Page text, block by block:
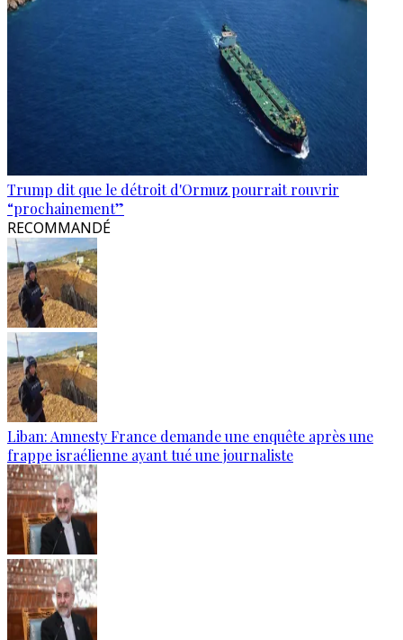
Trump dit que le détroit d'Ormuz pourrait rouvrir
“prochainement”
RECOMMANDÉ
Liban: Amnesty France demande une enquête après une
frappe israélienne ayant tué une journaliste